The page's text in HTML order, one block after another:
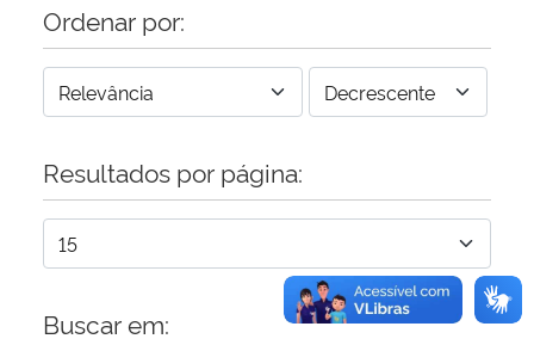
Advocacia-Geral da União
Banco Central do Brasil
Planalto
Ordenar por:
Resultados por página:
Buscar em: